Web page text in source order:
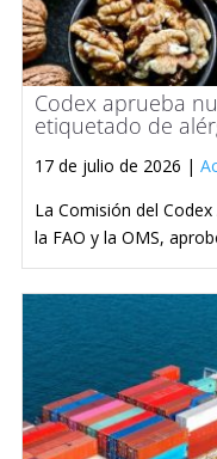
Codex aprueba
etiquetado de
17 de julio de 2026 |
La Comisión del
la FAO y la OMS,